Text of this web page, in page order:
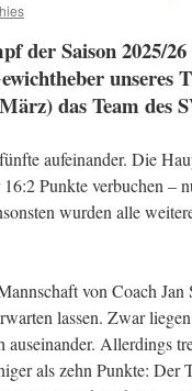
der Saison 2025/
unseres
das Team des
aufeinander. Die
Punkte verbuchen –
wurden alle
von Coach
lassen. Zwar
Allerdings
als zehn Punkte: Der